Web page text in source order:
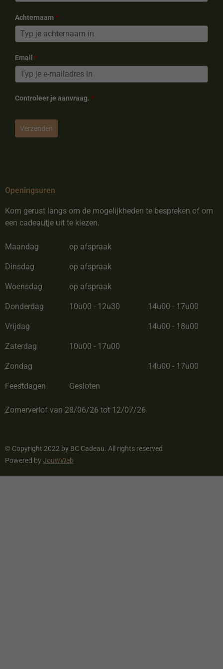
Achternaam*
Email *
Controleer je aanvraag. *
Verzenden
Openingsuren
Kom gerust langs om de mogelijkheden te bespreken of om
een cadeautje uit te kiezen.
Maandag op afspraak
Dinsdag op afspraak
Woensdag op afspraak
Donderdag 10u00 - 12u30 14u00 - 17u00
Vrijdag 14u00 - 18u00
Zaterdag 10u00 - 17u00
Zondag 14u00 - 17u00
Feestdagen Gesloten
Zomerverlof van 28/06/26 tot 12/07/26
© Copyright 2022 by BC Cadeau. All rights reserved
Powered byJouwWeb